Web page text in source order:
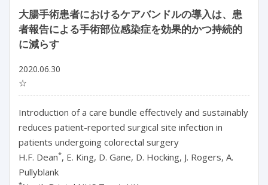
大腸手術患者におけるケアバンドルの導入は、患
者報告による手術部位感染症を効果的かつ持続的
に減らす
2020.06.30
☆
Introduction of a care bundle effectively and sustainably
reduces patient-reported surgical site infection in
patients undergoing colorectal surgery
H.F. Dean*, E. King, D. Gane, D. Hocking, J. Rogers, A.
Pullyblank